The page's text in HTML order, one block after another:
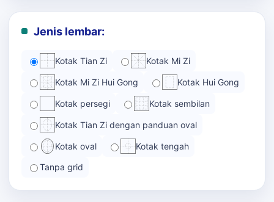
Jenis lembar:
Kotak Tian Zi Kotak Mi Zi
Kotak Mi Zi Hui Gong Kotak Hui Gong
Kotak persegi Kotak sembilan
Kotak Tian Zi dengan panduan oval
Kotak oval Kotak tengah
Tanpa grid